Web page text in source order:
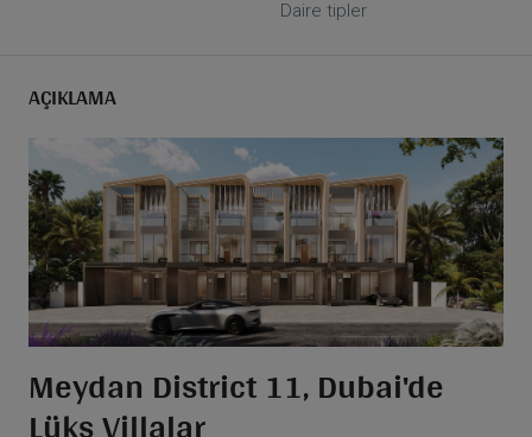
Daire tipler
AÇIKLAMA
Meydan District 11, Dubai'de